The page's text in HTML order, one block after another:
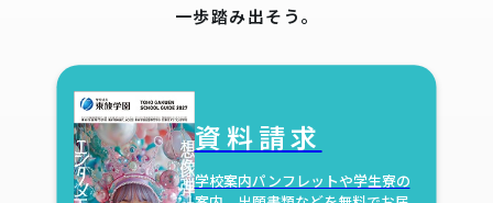
一歩踏み出そう。
資料請求
学校案内パンフレットや学生寮の